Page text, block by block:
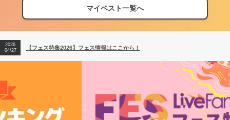
マイベスト一覧へ
【フェス特集2026】フェス情報はここから！
【ライブ動員ランキング】2026年上半期編発表！
2026
04/27
【フェス特集2026】フェス情報はここから！
2026